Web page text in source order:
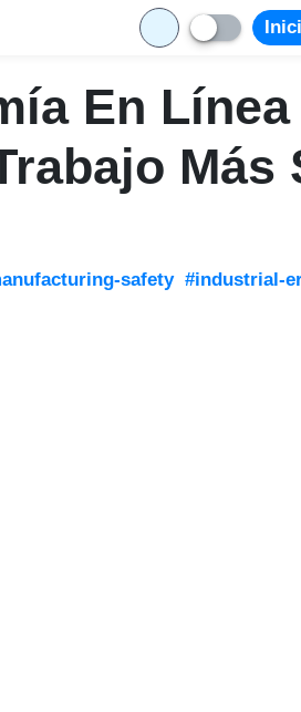
En
Más
safety #industrial-